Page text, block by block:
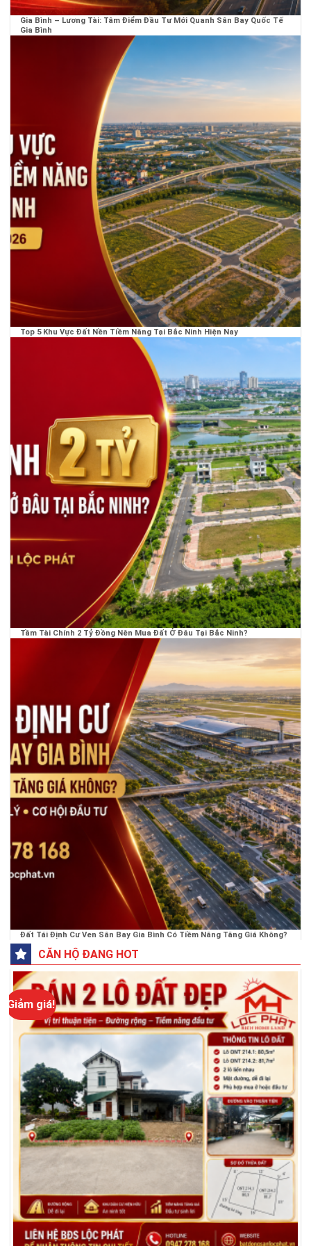
Gia Bình – Lương Tài: Tâm Điểm Đầu Tư Mới Quanh Sân Bay Quốc Tế
Gia Bình
Top 5 Khu Vực Đất Nền Tiềm Năng Tại Bắc Ninh Hiện Nay
Tầm Tài Chính 2 Tỷ Đồng Nên Mua Đất Ở Đâu Tại Bắc Ninh?
Đất Tái Định Cư Ven Sân Bay Gia Bình Có Tiềm Năng Tăng Giá Không?
CĂN HỘ ĐANG HOT
Giảm giá!